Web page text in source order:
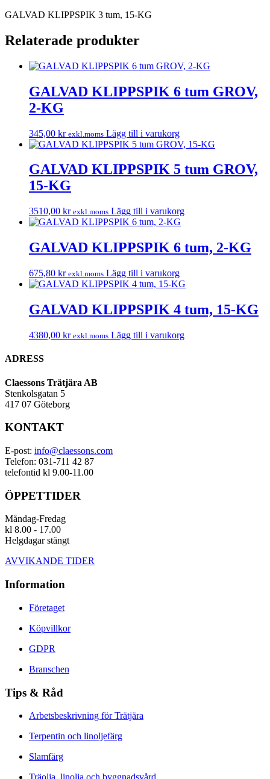
GALVAD KLIPPSPIK 3 tum, 15-KG
Relaterade produkter
GALVAD KLIPPSPIK 6 tum GROV,
2-KG
345,00 kr exkl.moms Lägg till i varukorg
GALVAD KLIPPSPIK 5 tum GROV,
15-KG
3510,00 kr exkl.moms Lägg till i varukorg
GALVAD KLIPPSPIK 6 tum, 2-KG
675,80 kr exkl.moms Lägg till i varukorg
GALVAD KLIPPSPIK 4 tum, 15-KG
4380,00 kr exkl.moms Lägg till i varukorg
ADRESS
Claessons Trätjära AB
Stenkolsgatan 5
417 07 Göteborg
KONTAKT
E-post: info@claessons.com
Telefon: 031-711 42 87
telefontid kl 9.00-11.00
ÖPPETTIDER
Måndag-Fredag
kl 8.00 - 17.00
Helgdagar stängt
AVVIKANDE TIDER
Information
Företaget
Köpvillkor
GDPR
Branschen
Tips & Råd
Arbetsbeskrivning för Trätjära
Terpentin och linoljefärg
Slamfärg